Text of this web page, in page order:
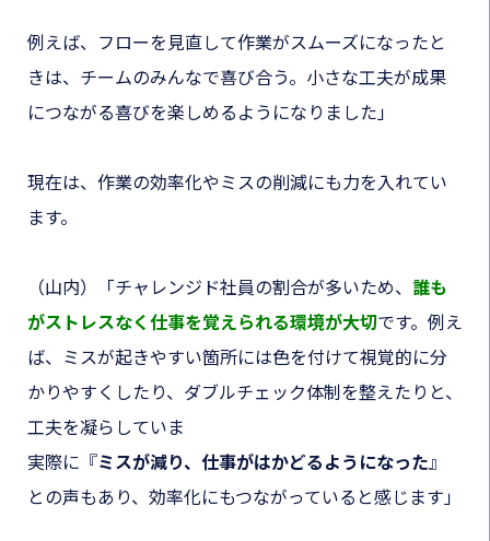
例えば、フローを見直して作業がスムーズになったと
きは、チームのみんなで喜び合う。小さな工夫が成果
につながる喜びを楽しめるようになりました」
現在は、作業の効率化やミスの削減にも力を入れてい
ます。
（山内）「チャレンジド社員の割合が多いため、 誰も
がストレスなく仕事を覚えられる環境が大切です。例え
ば、ミスが起きやすい箇所には色を付けて視覚的に分
かりやすくしたり、ダブルチェック体制を整えたりと、
工夫を凝らしていま
実際に 『ミスが減り、仕事がはかどるようになった』
との声もあり、効率化にもつながっていると感じます」